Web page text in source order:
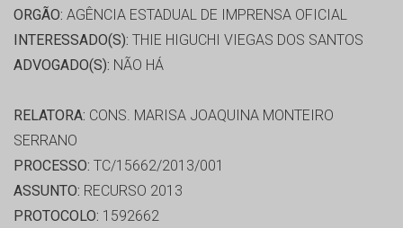
ORGÃO: AGÊNCIA ESTADUAL DE IMPRENSA OFICIAL
INTERESSADO(S): THIE HIGUCHI VIEGAS DOS SANTOS
ADVOGADO(S): NÃO HÁ
RELATORA: CONS. MARISA JOAQUINA MONTEIRO
SERRANO
PROCESSO: TC/15662/2013/001
ASSUNTO: RECURSO 2013
PROTOCOLO: 1592662